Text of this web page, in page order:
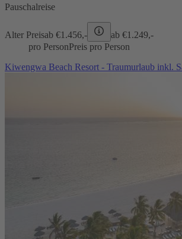
Pauschalreise
Alter Preisab €1.456,- ab €1.249,-
pro PersonPreis pro Person
Kiwengwa Beach Resort - Traumurlaub inkl.